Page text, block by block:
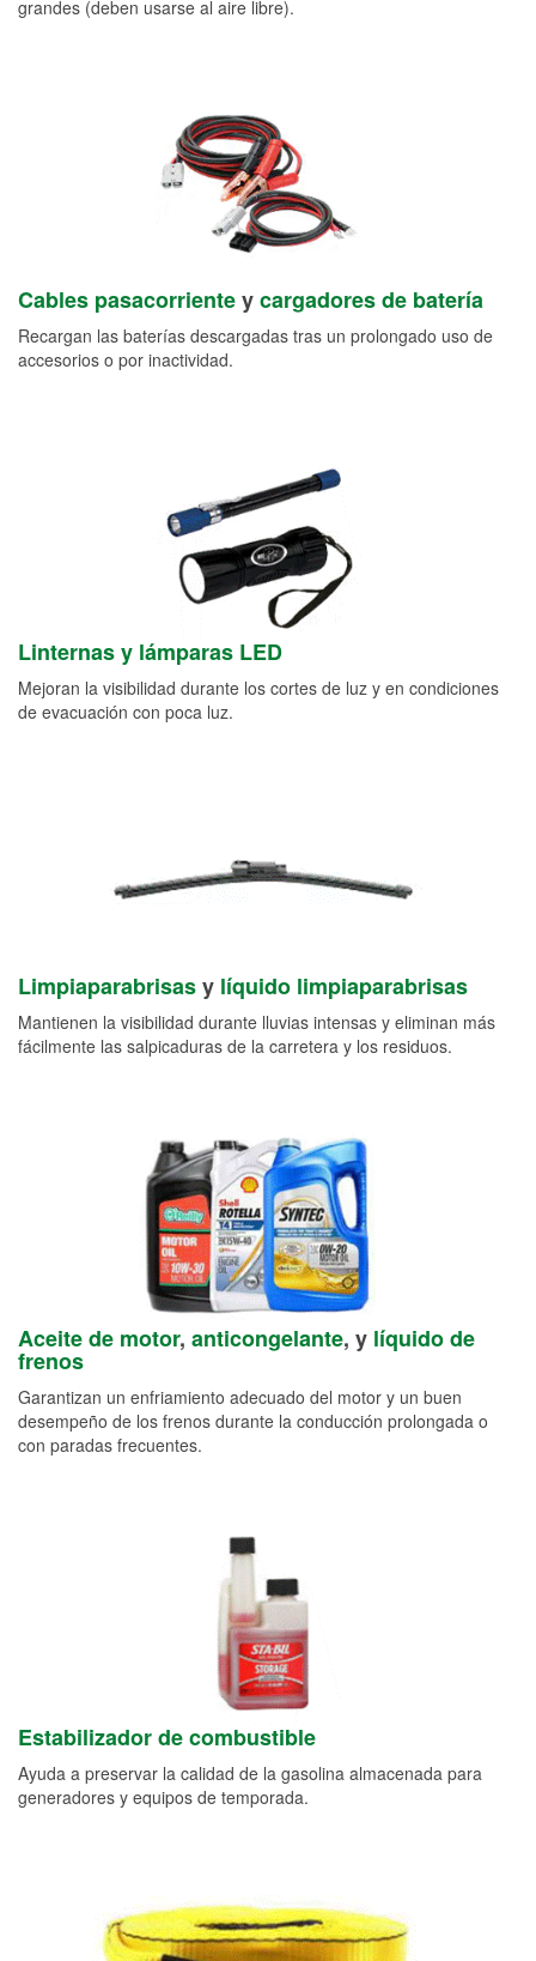
grandes (deben usarse al aire libre).
Cables pasacorrienteycargadores de batería
Recargan las baterías descargadas tras un prolongado uso de
accesorios o por inactividad.
Linternas y lámparas LED
Mejoran la visibilidad durante los cortes de luz y en condiciones
de evacuación con poca luz.
Limpiaparabrisasy líquido limpiaparabrisas
Mantienen la visibilidad durante lluvias intensas y eliminan más
fácilmente las salpicaduras de la carretera y los residuos.
Aceite de motor, anticongelante, y líquido de
frenos
Garantizan un enfriamiento adecuado del motor y un buen
desempeño de los frenos durante la conducción prolongada o
con paradas frecuentes.
Estabilizador de combustible
Ayuda a preservar la calidad de la gasolina almacenada para
generadores y equipos de temporada.